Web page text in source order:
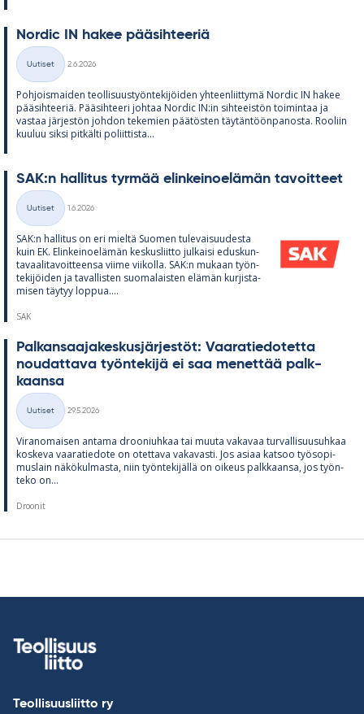
Nor­dic IN ha­kee pää­sih­tee­riä
Kategoriat
Uutiset
2.6.2026
Poh­jois­mai­den teol­li­suus­työn­te­ki­jöi­den yh­teen­liit­tymä Nor­dic IN ha­kee
pää­sih­tee­riä. Pää­sih­teeri joh­taa Nor­dic IN:in sih­tee­is­tön toi­min­taa ja
vas­taa jär­jes­tön joh­don te­ke­mien pää­tös­ten täy­tän­töön­pa­nosta. Roo­liin
kuu­luu siksi pit­kälti po­liit­tista...
SAK:n hal­li­tus tyr­mää elin­kei­noe­lä­män ta­voit­teet
Kategoriat
Uutiset
1.6.2026
SAK:n hal­li­tus on eri mieltä Suo­men tu­le­vai­suu­desta
kuin EK. Elin­kei­noe­lä­män kes­kus­liitto jul­kaisi edus­kun­
ta­vaa­li­ta­voit­teensa viime vii­kolla. SAK:n mu­kaan työn­
te­ki­jöi­den ja ta­val­lis­ten suo­ma­lais­ten elä­män kur­jis­ta­
mi­sen täy­tyy lop­pua....
SAK
Pal­kan­saa­ja­kes­kus­jär­jes­töt: Vaa­ra­tie­do­tetta
nou­dat­tava työn­te­kijä ei saa me­net­tää palk­
kaansa
Kategoriat
Uutiset
29.5.2026
Vi­ran­omai­sen an­tama droo­niuh­kaa tai muuta va­ka­vaa tur­val­li­suusuh­kaa
kos­keva vaa­ra­tie­dote on otet­tava va­ka­vasti. Jos asiaa kat­soo työ­so­pi­
mus­lain nä­kö­kul­masta, niin työn­te­ki­jällä on oi­keus palk­kaansa, jos työn­
teko on...
Droonit
Teollisuusliitto ry